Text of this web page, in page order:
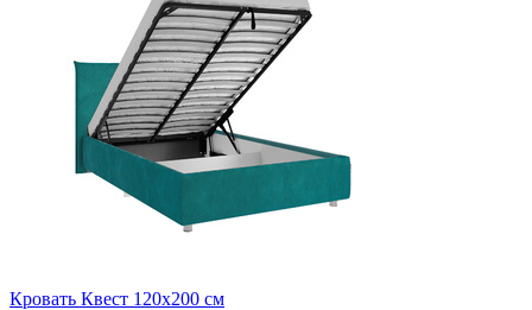
Кровать Квест 120х200 см